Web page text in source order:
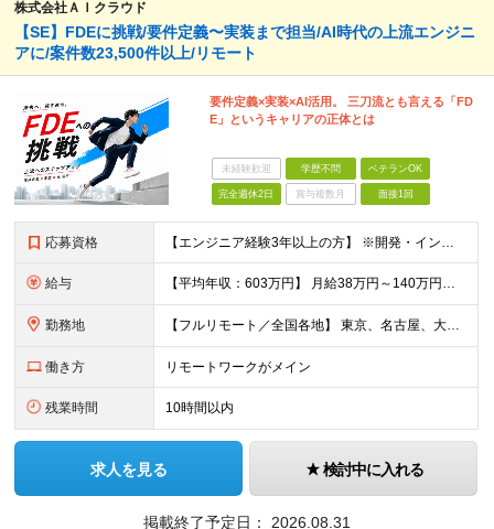
株式会社ＡＩクラウド
【SE】FDEに挑戦/要件定義〜実装まで担当/AI時代の上流エンジニ
アに/案件数23,500件以上/リモート
要件定義×実装×AI活用。 三刀流とも言える「FD
E」というキャリアの正体とは
未経験歓迎 学歴不問 ベテランOK
完全週休2日 賞与複数月 面接1回
応募資格 【エンジニア経験3年以上の方】 ※開発・インフラ・工程・言語一切不問 ※文理・学歴不問 【歓迎条件】 ◆Python実務経験がある方 ◆LLM・生成AIを使った開発経験がある方 ◆要件定義・顧客折衝
給与 【平均年収：603万円】 月給38万円～140万円＋諸手当（経験者） 【平均年収603万円】 ※案件の契約内容や昇給額などはすべて開示します。 ※経験や能力を考慮し決定します。 ※月給には固定残業
勤務地 【フルリモート／全国各地】 東京、名古屋、大阪、福岡を中心とした全国のプロジェクトにアサイン。 ※プロジェクトは完全選択制です。 ※フルリモート、ハイブリッド型、常駐案件から自由に選択可能です。 ※転
働き方 リモートワークがメイン
残業時間 10時間以内
求人を見る 検討中に入れる
掲載終了予定日： 2026.08.31